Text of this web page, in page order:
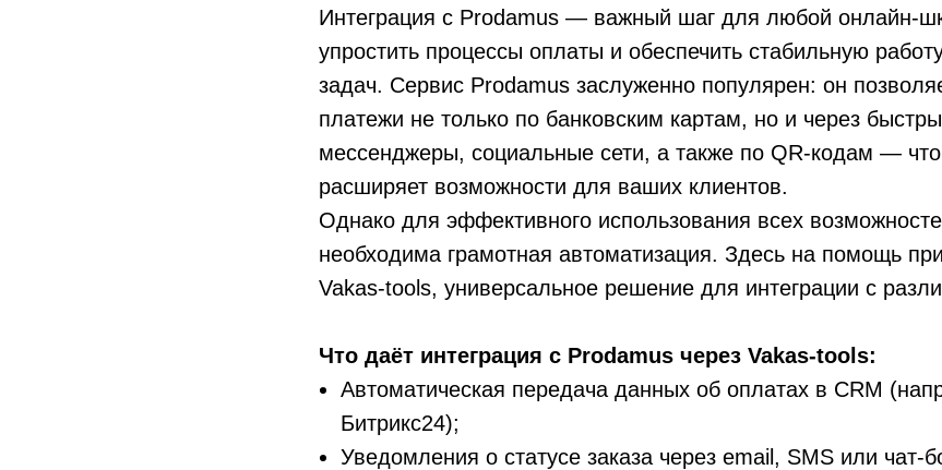
Интеграция с Prodamus — важный шаг для любой онлайн-
упростить процессы оплаты и обеспечить стабильную
задач. Сервис Prodamus заслуженно популярен: он
платежи не только по банковским картам, но и через
мессенджеры, социальные сети, а также по QR-кодам — что
расширяет возможности для ваших клиентов.
Однако для эффективного использования всех
необходима грамотная автоматизация. Здесь на помощь
Vakas-tools, универсальное решение для интеграции с
Что даёт интеграция с Prodamus через Vakas-tools:
Автоматическая передача данных об оплатах в CRM
Битрикс24);
Уведомления о статусе заказа через email, SMS или чат-